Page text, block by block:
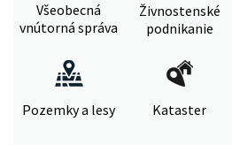
Všeobecná
vnútorná správa
Živnostenské
podnikanie
Pozemky a lesy Kataster